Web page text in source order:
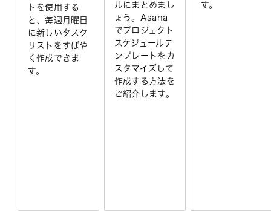
トを使用する
と、毎週月曜日
に新しいタスク
リストをすばや
く作成できま
す。
ルにまとめまし
ょう。Asana
でプロジェクト
スケジュールテ
ンプレートをカ
スタマイズして
作成する方法を
ご紹介します。
す。